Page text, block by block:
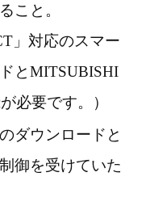
こと。
」対応のスマー
とMITSUBISHI
必要です。）
ダウンロードと
御を受けていた